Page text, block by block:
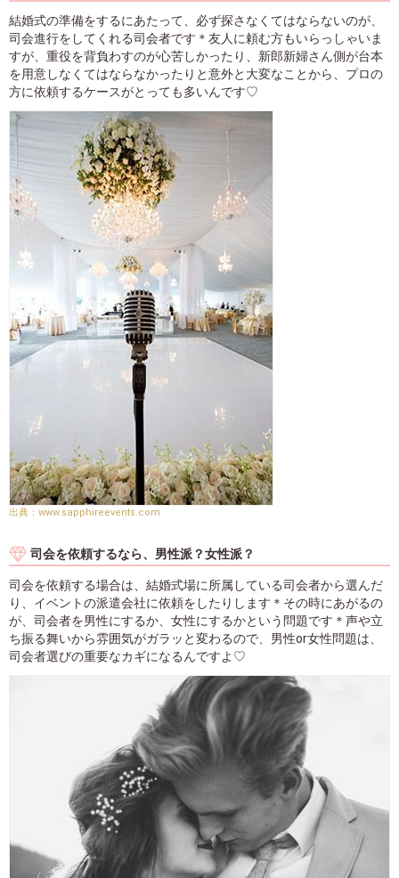
結婚式の準備をするにあたって、必ず探さなくてはならないのが、
司会進行をしてくれる司会者です＊友人に頼む方もいらっしゃいま
すが、重役を背負わすのが心苦しかったり、新郎新婦さん側が台本
を用意しなくてはならなかったりと意外と大変なことから、プロの
方に依頼するケースがとっても多いんです♡
www.sapphireevents.com
司会を依頼するなら、男性派？女性派？
司会を依頼する場合は、結婚式場に所属している司会者から選んだ
り、イベントの派遣会社に依頼をしたりします＊その時にあがるの
が、司会者を男性にするか、女性にするかという問題です＊声や立
ち振る舞いから雰囲気がガラッと変わるので、男性or女性問題は、
司会者選びの重要なカギになるんですよ♡